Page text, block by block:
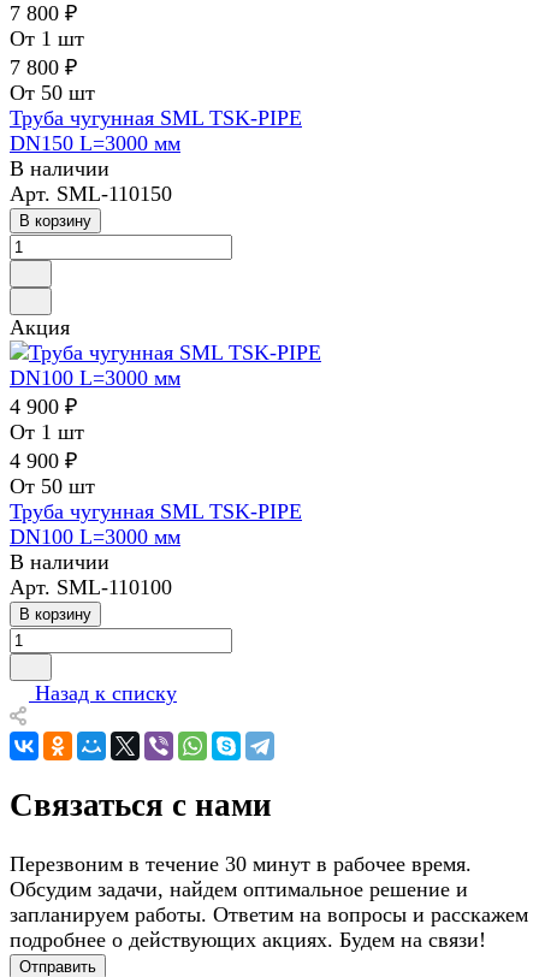
7 800 ₽
От 1 шт
7 800 ₽
От 50 шт
Труба чугунная SML TSK-PIPE
DN150 L=3000 мм
В наличии
Арт. SML-110150
В корзину
Акция
4 900 ₽
От 1 шт
4 900 ₽
От 50 шт
Труба чугунная SML TSK-PIPE
DN100 L=3000 мм
В наличии
Арт. SML-110100
В корзину
Назад к списку
Связаться с нами
Перезвоним в течение 30 минут в рабочее время.
Обсудим задачи, найдем оптимальное решение и
запланируем работы. Ответим на вопросы и расскажем
подробнее о действующих акциях. Будем на связи!
Отправить